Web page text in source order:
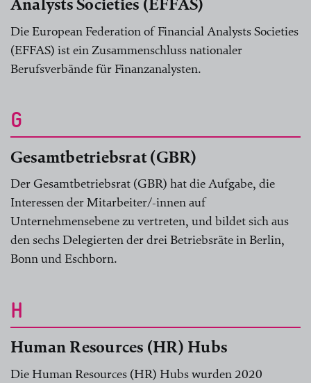
Analysts Societies (EFFAS)
Die European Federation of Financial Analysts Societies
(EFFAS) ist ein Zusammenschluss nationaler
Berufsverbände für Finanzanalysten.
G
Gesamtbetriebsrat (GBR)
Der Gesamtbetriebsrat (GBR) hat die Aufgabe, die
Interessen der Mitarbeiter/-innen auf
Unternehmensebene zu vertreten, und bildet sich aus
den sechs Delegierten der drei Betriebsräte in Berlin,
Bonn und Eschborn.
H
Human Resources (HR) Hubs
Die Human Resources (HR) Hubs wurden 2020